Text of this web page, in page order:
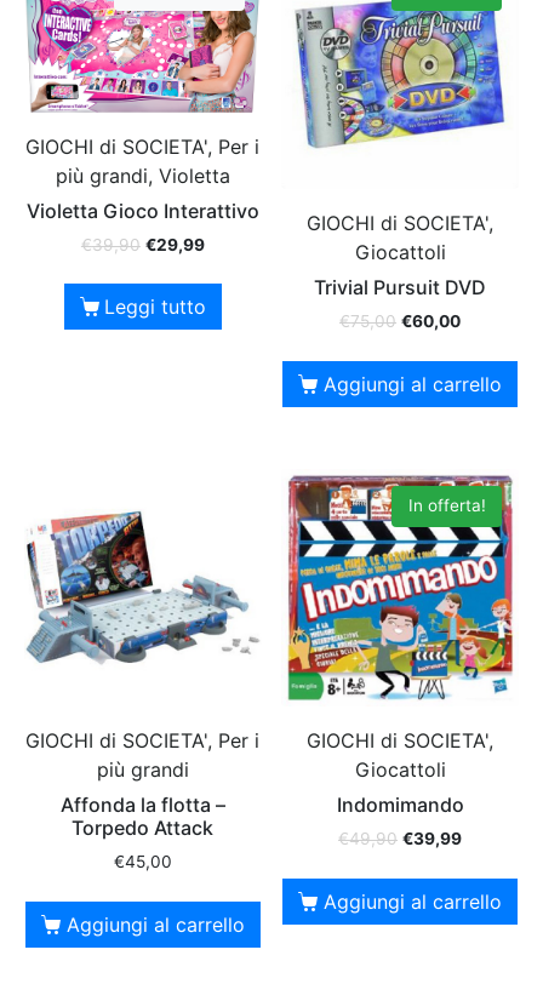
GIOCHI di SOCIETA', Per i
più grandi, Violetta
Violetta Gioco Interattivo
€39,90 €29,99
Leggi tutto
GIOCHI di SOCIETA',
Giocattoli
Trivial Pursuit DVD
€75,00 €60,00
Aggiungi al carrello
GIOCHI di SOCIETA', Per i
più grandi
Affonda la flotta –
Torpedo Attack
€45,00
Aggiungi al carrello
In offerta!
GIOCHI di SOCIETA',
Giocattoli
Indomimando
€49,90 €39,99
Aggiungi al carrello